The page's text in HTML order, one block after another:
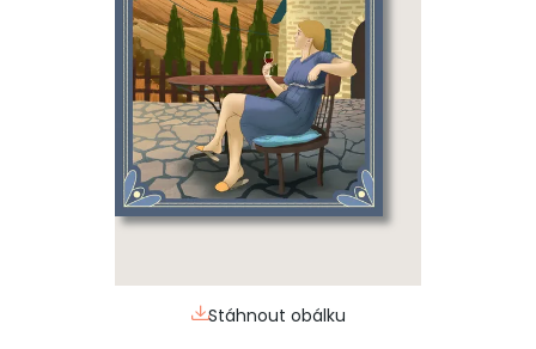
Stáhnout obálku